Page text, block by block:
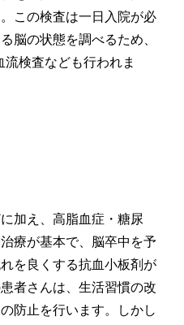
この検査は一日入院が必
脳の状態を調べるため、
検査なども行われま
加え、高脂血症・糖尿
療が基本で、脳卒中を予
を良くする抗血小板剤が
者さんは、生活習慣の改
防止を行います。しかし